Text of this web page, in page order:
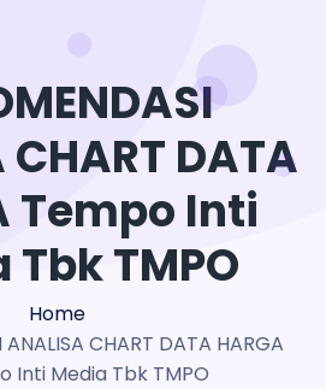
DATA
Tempo Inti
Tbk TMPO
Home
ANALISA CHART DATA HARGA
Inti Media Tbk TMPO